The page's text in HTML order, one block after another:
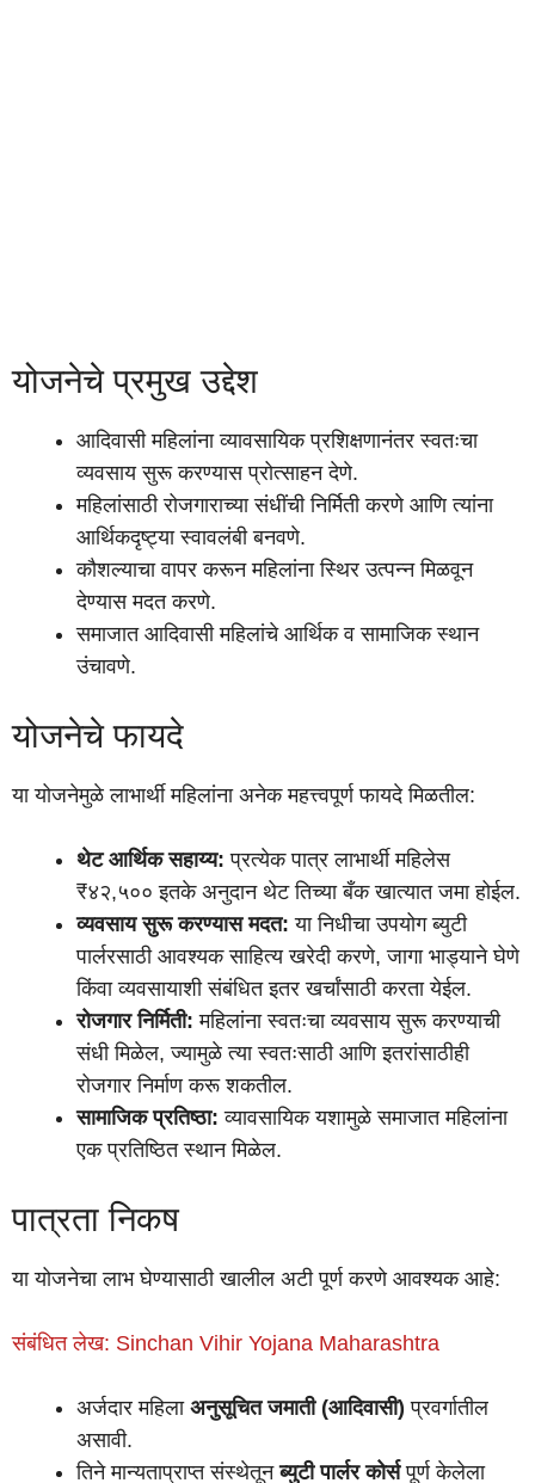
योजनेचे प्रमुख उद्देश
आदिवासी महिलांना व्यावसायिक प्रशिक्षणानंतर स्वतःचा
व्यवसाय सुरू करण्यास प्रोत्साहन देणे.
महिलांसाठी रोजगाराच्या संधींची निर्मिती करणे आणि त्यांना
आर्थिकदृष्ट्या स्वावलंबी बनवणे.
कौशल्याचा वापर करून महिलांना स्थिर उत्पन्न मिळवून
देण्यास मदत करणे.
समाजात आदिवासी महिलांचे आर्थिक व सामाजिक स्थान
उंचावणे.
योजनेचे फायदे
या योजनेमुळे लाभार्थी महिलांना अनेक महत्त्वपूर्ण फायदे मिळतील:
थेट आर्थिक सहाय्य: प्रत्येक पात्र लाभार्थी महिलेस
₹४२,५०० इतके अनुदान थेट तिच्या बँक खात्यात जमा होईल.
व्यवसाय सुरू करण्यास मदत: या निधीचा उपयोग ब्युटी
पार्लरसाठी आवश्यक साहित्य खरेदी करणे, जागा भाड्याने घेणे
किंवा व्यवसायाशी संबंधित इतर खर्चांसाठी करता येईल.
रोजगार निर्मिती: महिलांना स्वतःचा व्यवसाय सुरू करण्याची
संधी मिळेल, ज्यामुळे त्या स्वतःसाठी आणि इतरांसाठीही
रोजगार निर्माण करू शकतील.
सामाजिक प्रतिष्ठा: व्यावसायिक यशामुळे समाजात महिलांना
एक प्रतिष्ठित स्थान मिळेल.
पात्रता निकष
या योजनेचा लाभ घेण्यासाठी खालील अटी पूर्ण करणे आवश्यक आहे:
संबंधित लेख: Sinchan Vihir Yojana Maharashtra
अर्जदार महिला अनुसूचित जमाती (आदिवासी) प्रवर्गातील
असावी.
तिने मान्यताप्राप्त संस्थेतूनब्युटी पार्लर कोर्सपूर्ण केलेला